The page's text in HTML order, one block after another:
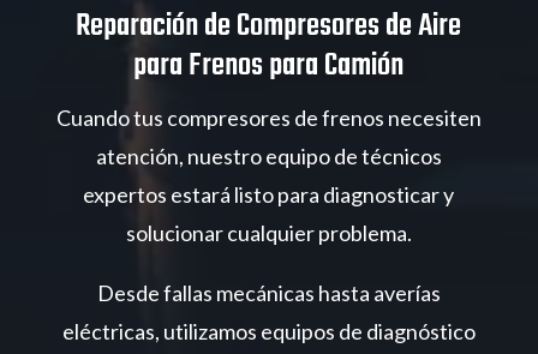
Reparación de Compresores de Aire
para Frenos para Camión
Cuando tus compresores de frenos necesiten
atención, nuestro equipo de técnicos
expertos estará listo para diagnosticar y
solucionar cualquier problema.
Desde fallas mecánicas hasta averías
eléctricas, utilizamos equipos de diagnóstico